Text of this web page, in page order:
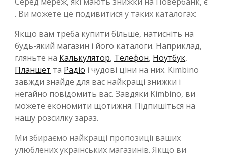
. Ви можете це подивитися у таких каталогах:
Якщо вам треба купити більше, натисніть на
будь-який магазин і його каталоги. Наприклад,
гляньте на Калькулятор, Телефон, Ноутбук,
Планшет та Радіо і чудові ціни на них. Kimbino
завжди знайде для вас найкращі знижки і
негайно повідомить вас. Завдяки Kimbino, ви
можете економити щотижня. Підпишіться на
нашу розсилку зараз.
Ми збираємо найкращі пропозиції ваших
улюблених українських магазинів. Якщо ви